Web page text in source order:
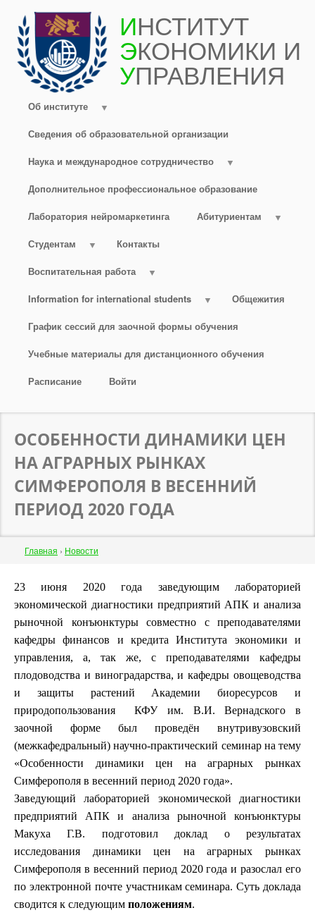
Перейти
основному
содержанию
ИНСТИТУТ
ЭКОНОМИКИ И
УПРАВЛЕНИЯ
Об институте
Сведения об образовательной организации
Наука и международное сотрудничество
Дополнительное профессиональное образование
Лаборатория нейромаркетинга Абитуриентам
Студентам Контакты
Воспитательная работа
Information for international students Общежития
График сессий для заочной формы обучения
Учебные материалы для дистанционного обучения
Расписание Войти
ОСОБЕННОСТИ ДИНАМИКИ ЦЕН
НА АГРАРНЫХ РЫНКАХ
СИМФЕРОПОЛЯ В ВЕСЕННИЙ
ПЕРИОД 2020 ГОДА
Строка
навигации
Главная › Новости
Back
to
top
23 июня 2020 года заведующим лабораторией
экономической диагностики предприятий АПК и анализа
рыночной конъюнктуры совместно с преподавателями
кафедры финансов и кредита Института экономики и
управления, а, так же, с преподавателями кафедры
плодоводства и виноградарства, и кафедры овощеводства
и защиты растений Академии биоресурсов и
природопользования КФУ им. В.И. Вернадского в
заочной форме был проведён внутривузовский
(межкафедральный) научно-практический семинар на тему
«Особенности динамики цен на аграрных рынках
Симферополя в весенний период 2020 года».
Заведующий лабораторией экономической диагностики
предприятий АПК и анализа рыночной конъюнктуры
Макуха Г.В. подготовил доклад о результатах
исследования динамики цен на аграрных рынках
Симферополя в весенний период 2020 года и разослал его
по электронной почте участникам семинара. Суть доклада
сводится к следующим положениям.